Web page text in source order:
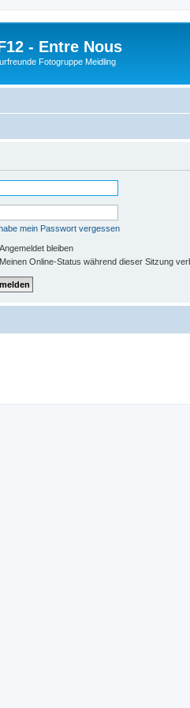
- Entre Nous
Fotogruppe Meidling
mein Passwort vergessen
Angemeldet bleiben
Meinen Online-Status während dieser Sitzung